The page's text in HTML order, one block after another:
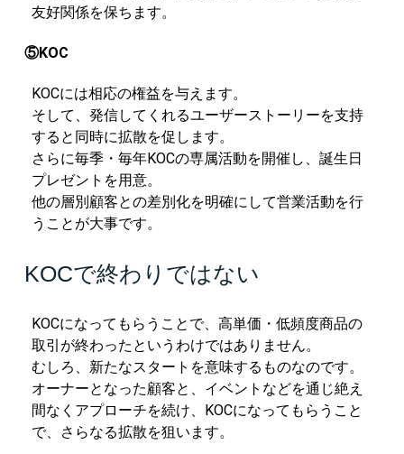
友好関係を保ちます。
⑤KOC
KOCには相応の権益を与えます。
そして、発信してくれるユーザーストーリーを支持
すると同時に拡散を促します。
さらに毎季・毎年KOCの専属活動を開催し、誕生日
プレゼントを用意。
他の層別顧客との差別化を明確にして営業活動を行
うことが大事です。
KOCで終わりではない
KOCになってもらうことで、高単価・低頻度商品の
取引が終わったというわけではありません。
むしろ、新たなスタートを意味するものなのです。
オーナーとなった顧客と、イベントなどを通じ絶え
間なくアプローチを続け、KOCになってもらうこと
で、さらなる拡散を狙います。